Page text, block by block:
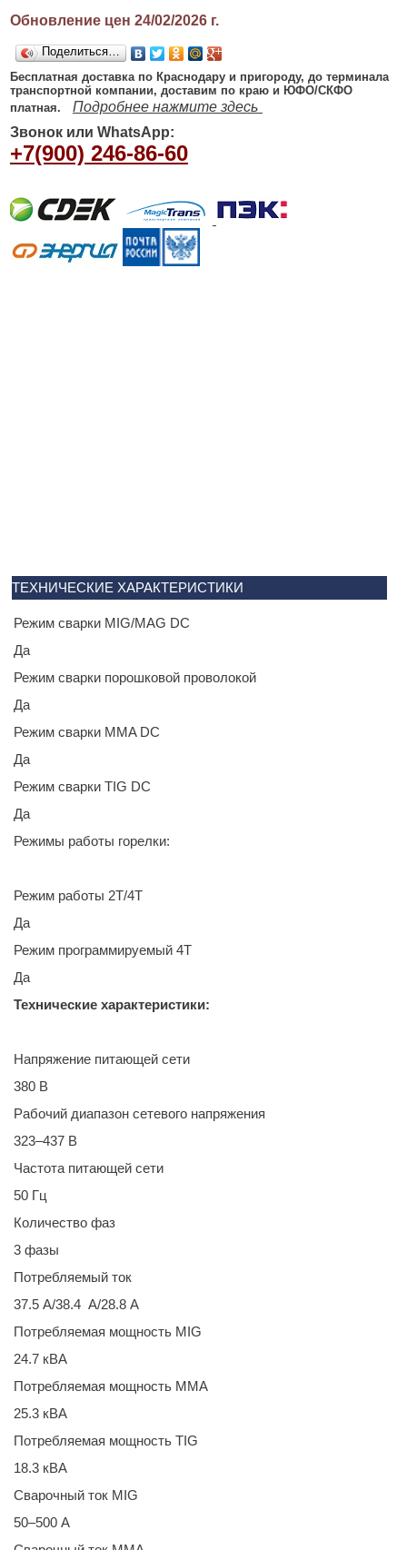
Обновление цен 24/02/2026г.
Поделиться…
Бесплатная доставка по Краснодару и пригороду, до терминала
транспортной компании, доставим по краю и ЮФО/СКФО
платная.
Подробнее нажмите здесь
Звонок или WhatsApp:
+7(900) 246-86-60
ТЕХНИЧЕСКИЕ ХАРАКТЕРИСТИКИ
Режим сварки MIG/MAG DC
Да
Режим сварки порошковой проволокой
Да
Режим сварки MMA DC
Да
Режим сварки TIG DC
Да
Режимы работы горелки:
Режим работы 2Т/4Т
Да
Режим программируемый 4Т
Да
Технические характеристики:
Напряжение питающей сети
380 В
Рабочий диапазон сетевого напряжения
323–437 В
Частота питающей сети
50 Гц
Количество фаз
3 фазы
Потребляемый ток
37.5 А/38.4 А/28.8 А
Потребляемая мощность MIG
24.7 кВА
Потребляемая мощность MMA
25.3 кВА
Потребляемая мощность TIG
18.3 кВА
Сварочный ток MIG
50–500 А